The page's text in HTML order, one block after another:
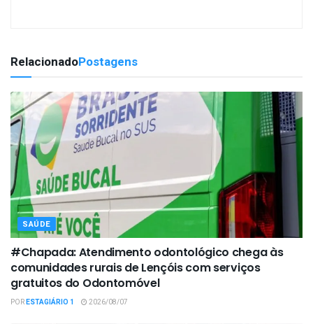
RelacionadoPostagens
SAÚDE
#Chapada: Atendimento odontológico chega às
comunidades rurais de Lençóis com serviços
gratuitos do Odontomóvel
PORESTAGIÁRIO 1 2026/08/07